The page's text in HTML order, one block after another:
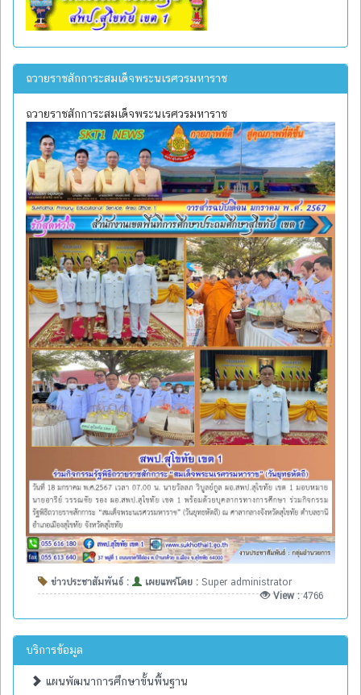
ถวายราชสักการะสมเด็จพระนเรศวรมหาราช
ถวายราชสักการะสมเด็จพระนเรศวรมหาราช
ข่าวประชาสัมพันธ์ : เผยแพร่โดย : Super administrator
View :4766
บริการข้อมูล
แผนพัฒนาการศึกษาขั้นพื้นฐาน